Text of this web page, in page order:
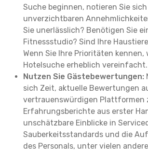
Suche beginnen, notieren Sie
unverzichtbaren
Sie unerlässlich? Benötigen Sie
Fitnessstudio? Sind Ihre
Wenn Sie Ihre Prioritäten kennen,
Hotelsuche erheblich vereinfacht.
Nutzen Sie Gästebewertungen:
sich Zeit, aktuelle Bewertungen
vertrauenswürdigen Plattformen
Erfahrungsberichte aus erster
unschätzbare Einblicke in
Sauberkeitsstandards und die
des Personals, unter vielen